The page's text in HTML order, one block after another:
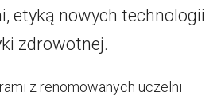
etyką nowych technologii
zdrowotnej.
z renomowanych uczelni